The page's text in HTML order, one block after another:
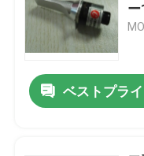
ベストプラ